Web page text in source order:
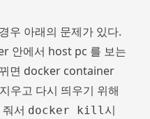
우 아래의 문제가 있다.
안에서 host pc 를 보는
면 docker container
우고 다시 띄우기 위해
서 docker kill시